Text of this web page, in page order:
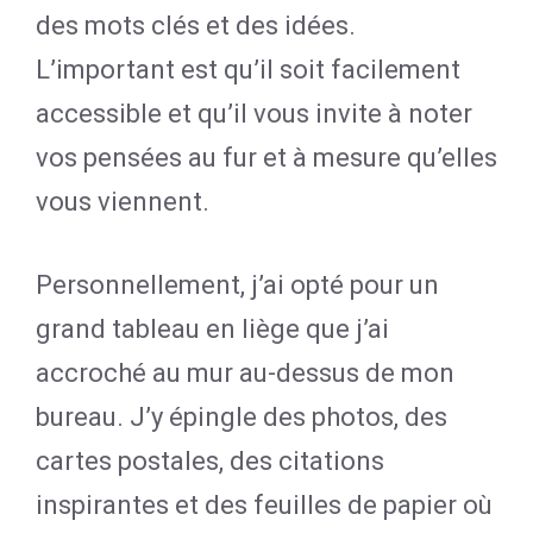
des mots clés et des idées.
L’important est qu’il soit facilement
accessible et qu’il vous invite à noter
vos pensées au fur et à mesure qu’elles
vous viennent.
Personnellement, j’ai opté pour un
grand tableau en liège que j’ai
accroché au mur au-dessus de mon
bureau. J’y épingle des photos, des
cartes postales, des citations
inspirantes et des feuilles de papier où